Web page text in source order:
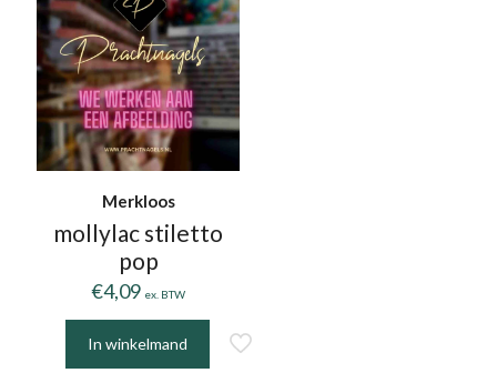
Merkloos
mollylac stiletto
pop
€4,09 ex. BTW
In winkelmand